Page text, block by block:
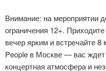
Внимание: на мероприятии
ограничения 12+.
вечер ярким и встречайте
People в Москве — вас
концертная атмосфера и